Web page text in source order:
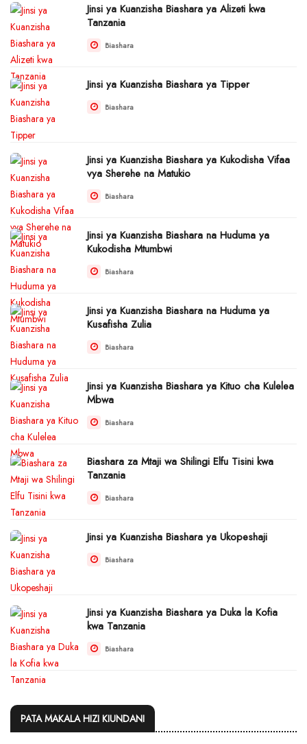
Jinsi ya Kuanzisha Biashara ya Alizeti kwa
Tanzania
Biashara
Jinsi ya Kuanzisha Biashara ya Tipper
Biashara
Jinsi ya Kuanzisha Biashara ya Kukodisha Vifaa
vya Sherehe na Matukio
Biashara
Jinsi ya Kuanzisha Biashara na Huduma ya
Kukodisha Mtumbwi
Biashara
Jinsi ya Kuanzisha Biashara na Huduma ya
Kusafisha Zulia
Biashara
Jinsi ya Kuanzisha Biashara ya Kituo cha Kulelea
Mbwa
Biashara
Biashara za Mtaji wa Shilingi Elfu Tisini kwa
Tanzania
Biashara
Jinsi ya Kuanzisha Biashara ya Ukopeshaji
Biashara
Jinsi ya Kuanzisha Biashara ya Duka la Kofia
kwa Tanzania
Biashara
PATA MAKALA HIZI KIUNDANI